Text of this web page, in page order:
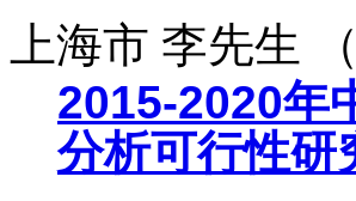
上海市 李先生
2015-2020年
分析可行性研